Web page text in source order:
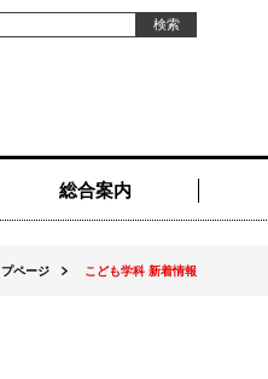
総合案内
プページ こども学科 新着情報